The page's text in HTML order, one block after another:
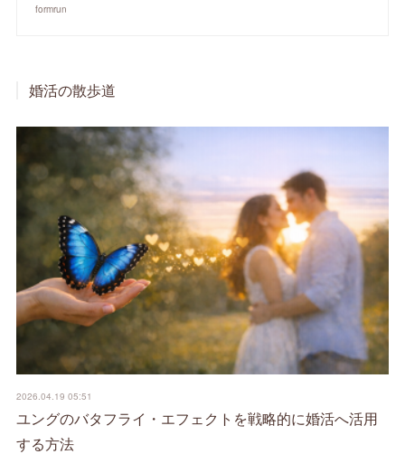
formrun
婚活の散歩道
2026.04.19 05:51
ユングのバタフライ・エフェクトを戦略的に婚活へ活用
する方法